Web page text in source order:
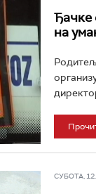
Ђачке
на
СУБОТА, 12.